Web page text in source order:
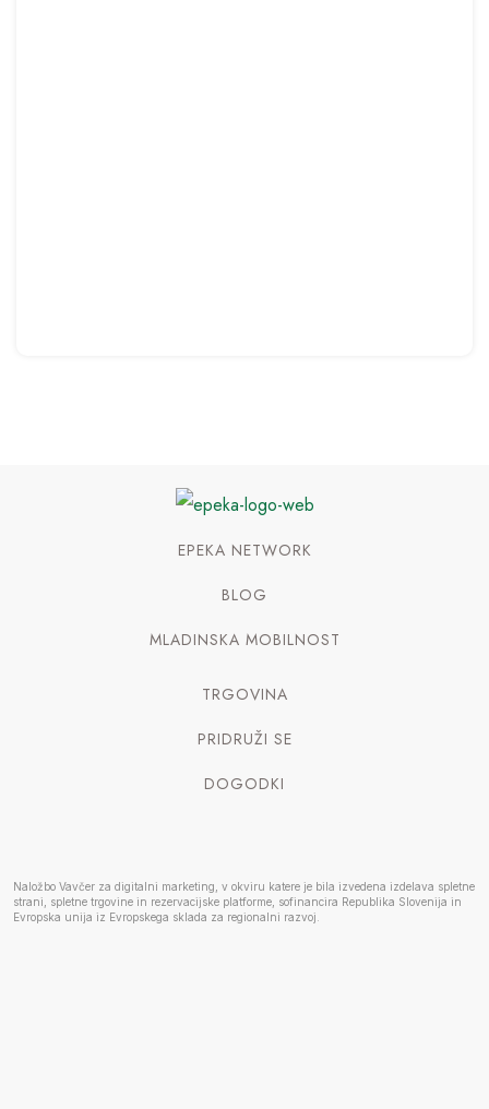
EPEKA NETWORK
BLOG
MLADINSKA MOBILNOST
TRGOVINA
PRIDRUŽI SE
DOGODKI
Naložbo Vavčer za digitalni marketing, v okviru katere je bila izvedena izdelava spletne
strani, spletne trgovine in rezervacijske platforme, sofinancira Republika Slovenija in
Evropska unija iz Evropskega sklada za regionalni razvoj.